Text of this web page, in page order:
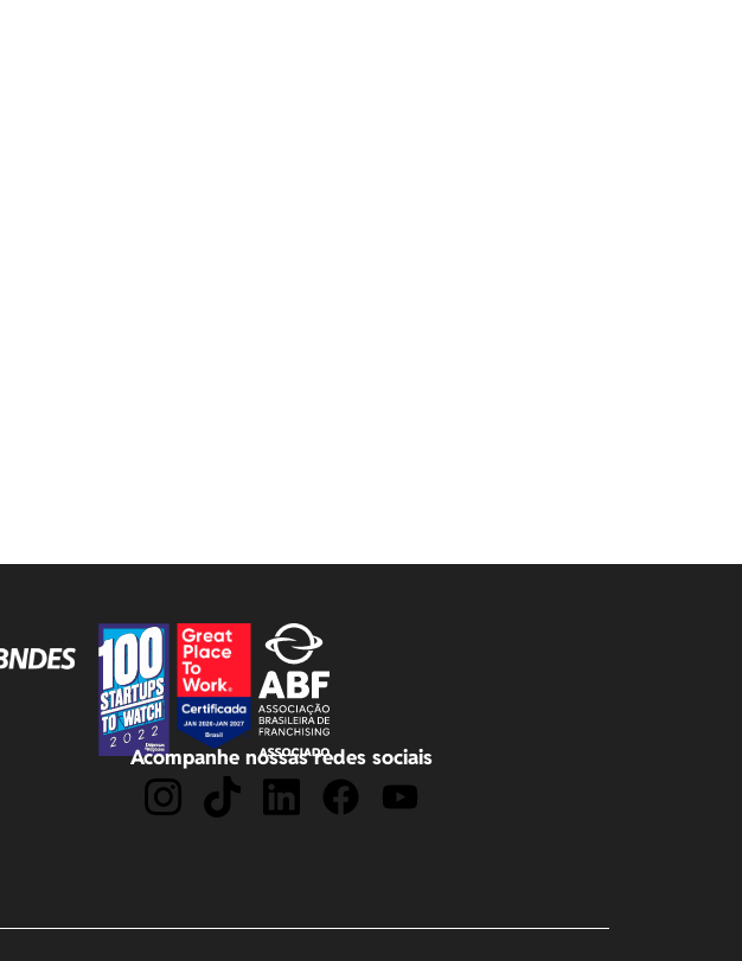
Acompanhe nossas redes sociais